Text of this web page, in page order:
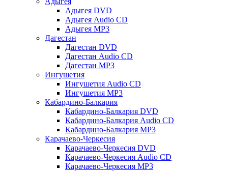
Адыгея DVD
Адыгея Audio CD
Адыгея MP3
Дагестан
Дагестан DVD
Дагестан Audio CD
Дагестан MP3
Ингушетия
Ингушетия Audio CD
Ингушетия MP3
Кабардино-Балкария
Кабардино-Балкария DVD
Кабардино-Балкария Audio CD
Кабардино-Балкария MP3
Карачаево-Черкесия
Карачаево-Черкесия DVD
Карачаево-Черкесия Audio CD
Карачаево-Черкесия MP3